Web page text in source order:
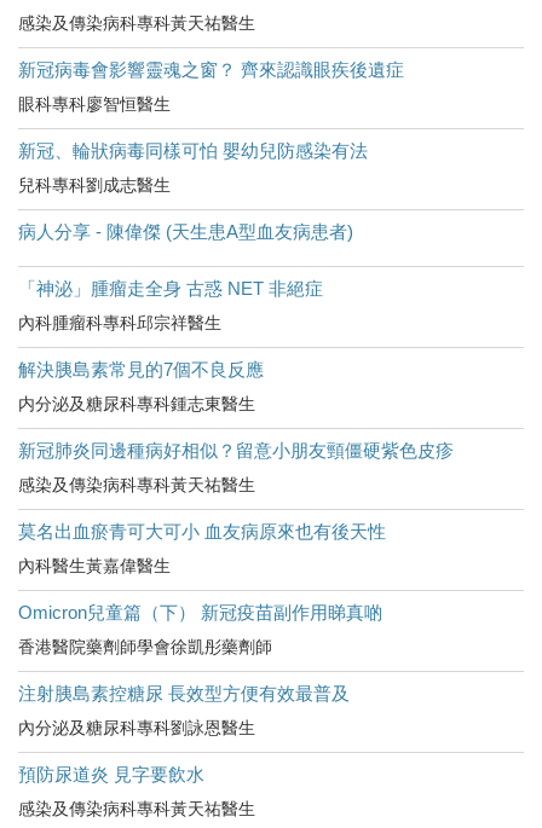
感染及傳染病科專科黃天祐醫生
新冠病毒會影響靈魂之窗？ 齊來認識眼疾後遺症
眼科專科廖智恒醫生
新冠、輪狀病毒同樣可怕 嬰幼兒防感染有法
兒科專科劉成志醫生
病人分享 - 陳偉傑 (天生患A型血友病患者)
「神泌」腫瘤走全身 古惑 NET 非絕症
內科腫瘤科專科邱宗祥醫生
解決胰島素常見的7個不良反應
内分泌及糖尿科專科鍾志東醫生
新冠肺炎同邊種病好相似？留意小朋友頸僵硬紫色皮疹
感染及傳染病科專科黃天祐醫生
莫名出血瘀青可大可小 血友病原來也有後天性
內科醫生黃嘉偉醫生
Omicron兒童篇（下） 新冠疫苗副作用睇真啲
香港醫院藥劑師學會徐凱彤藥劑師
注射胰島素控糖尿 長效型方便有效最普及
內分泌及糖尿科專科劉詠恩醫生
預防尿道炎 見字要飲水
感染及傳染病科專科黃天祐醫生